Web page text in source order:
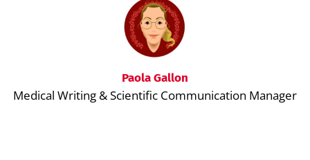
Paola Gallon
Medical Writing & Scientific Communication Manager